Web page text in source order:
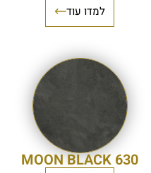
למדו עוד
MOON BLACK 630